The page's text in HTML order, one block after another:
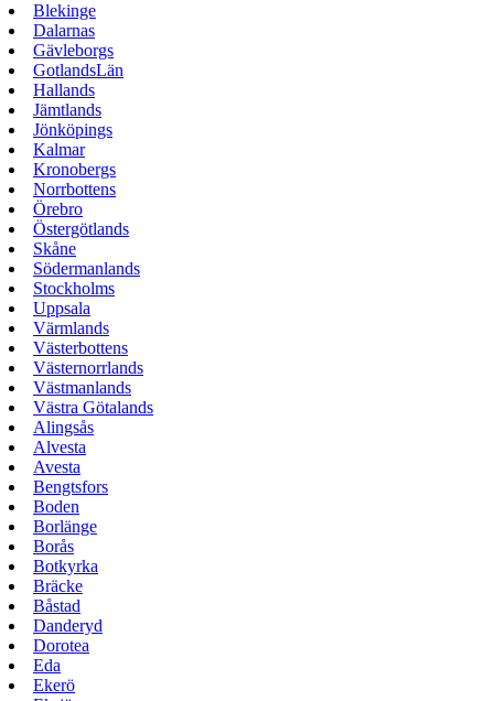
Blekinge
Dalarnas
Gävleborgs
GotlandsLän
Hallands
Jämtlands
Jönköpings
Kalmar
Kronobergs
Norrbottens
Örebro
Östergötlands
Skåne
Södermanlands
Stockholms
Uppsala
Värmlands
Västerbottens
Västernorrlands
Västmanlands
Västra Götalands
Alingsås
Alvesta
Avesta
Bengtsfors
Boden
Borlänge
Borås
Botkyrka
Bräcke
Båstad
Danderyd
Dorotea
Eda
Ekerö